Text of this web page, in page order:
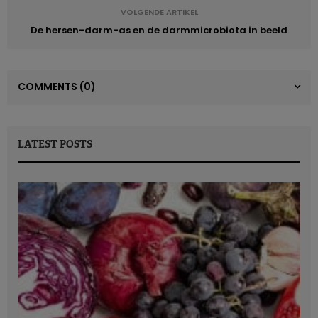
. De studie werd uitgevoerd bij 28 gezonde
deelnemers van gemiddeld 24 jaar oud. Het was een cross-
van 2 weken. Na 2 weken
Lees ook:De geheimen van voedingssupplementen op basis van planten
Verhoging van de bloeddruk met zoethout
De onderzoekers hebben eensignificante verhoging van
de systolische bloeddrukvastgesteld tijdens de periode
VOLGENDE ARTIKEL
De hersen-darm-as en de darmmicrobiota in beeld
COMMENTS (0)
LATEST POSTS